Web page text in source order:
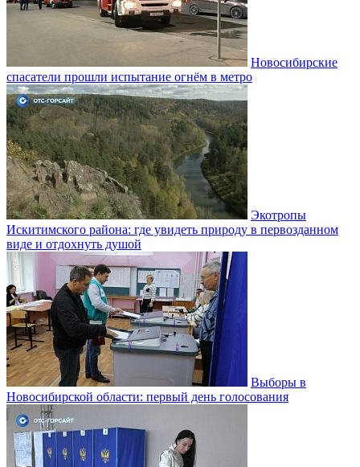
Новосибирские
спасатели прошли испытание огнём в метро
Экотропы
Искитимского района: где увидеть природу в первозданном
виде и отдохнуть душой
Выборы в
Новосибирской области: первый день голосования